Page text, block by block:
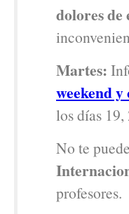
dolores de
Martes:
weekend
los días
No te
profesores.